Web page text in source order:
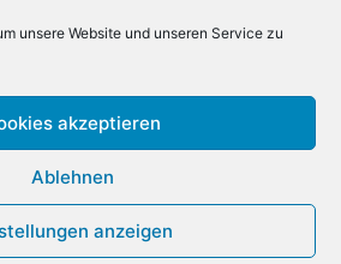
unsere Website und unseren Service zu
akzeptieren
Ablehnen
anzeigen
2022 © All Rights Reserved. |
Gral GmbH |www.rittervongral.de